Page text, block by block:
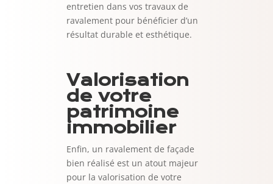
entretien dans vos travaux de
ravalement pour bénéficier d’un
résultat durable et esthétique.
Valorisation
de votre
patrimoine
immobilier
Enfin, un ravalement de façade
bien réalisé est un atout majeur
pour la valorisation de votre